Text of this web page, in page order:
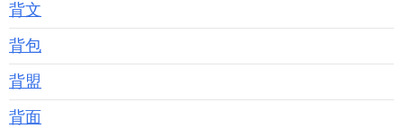
背文
背包
背盟
背面